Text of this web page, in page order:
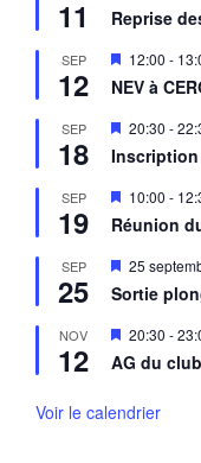
ta
v
a
n
t
11
s
n
a
a
n
t
Reprise
SEP
12
M
i
s
n
a
a
n
t
12:00 -
NEV à
SEP
18
M
s
n
a
a
n
t
20:30 -
SEP
19
M
i
s
n
a
a
n
t
10:00 -
Réunion
SEP
25
M
s
n
a
n
25
Sortie
NOV
12
M
i
s
n
20:30 -
AG du club
Voir le calendrier